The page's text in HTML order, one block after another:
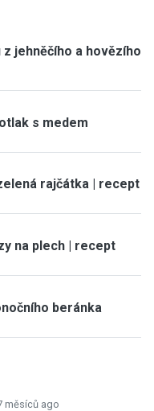
jehněčího a hovězího
s medem
rajčátka | recept
na plech | recept
beránka
měsíců ago